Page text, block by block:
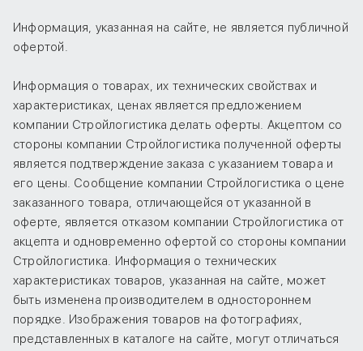
Информация, указанная на сайте, не является публичной
офертой.
Информация о товарах, их технических свойствах и
характеристиках, ценах является предложением
компании Стройлогистика делать оферты. Акцептом со
стороны компании Стройлогистика полученной оферты
является подтверждение заказа с указанием товара и
его цены. Сообщение компании Стройлогистика о цене
заказанного товара, отличающейся от указанной в
оферте, является отказом компании Стройлогистика от
акцепта и одновременно офертой со стороны компании
Стройлогистика. Информация о технических
характеристиках товаров, указанная на сайте, может
быть изменена производителем в одностороннем
порядке. Изображения товаров на фотографиях,
представленных в каталоге на сайте, могут отличаться